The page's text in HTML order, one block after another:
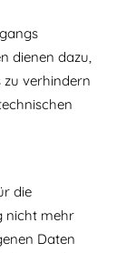
dienen dazu,
verhindern
die
nicht mehr
Daten